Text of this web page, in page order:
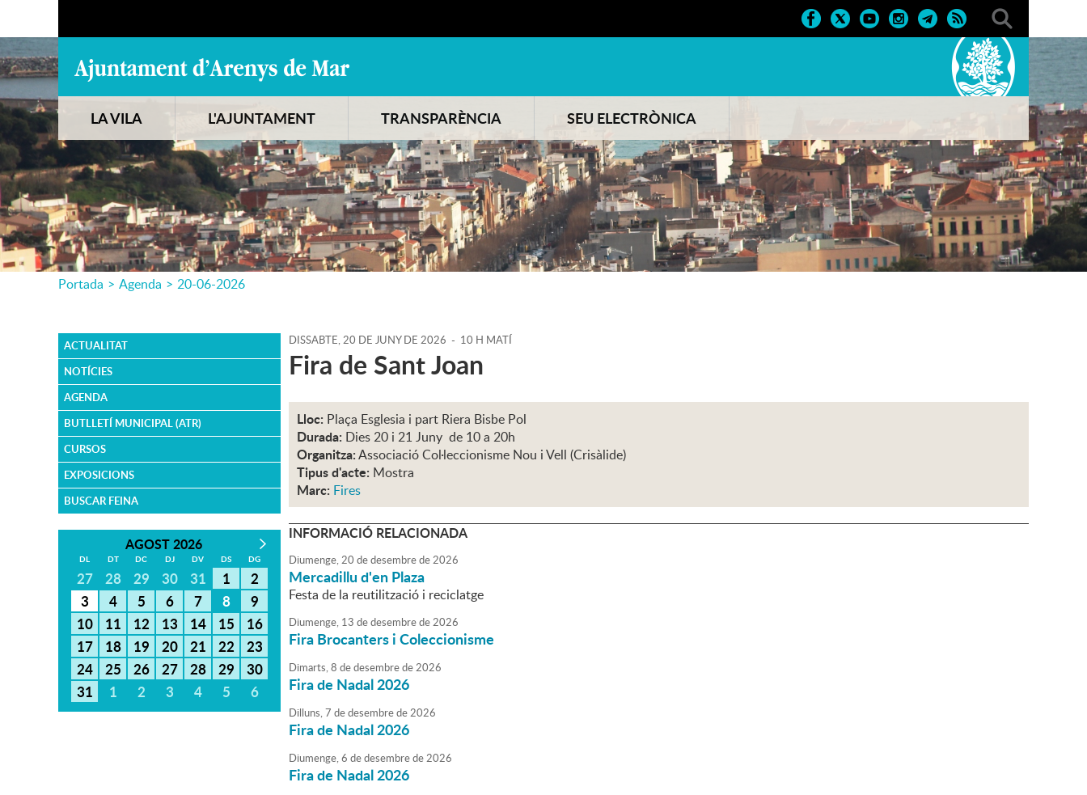
LA VILA L'AJUNTAMENT TRANSPARÈNCIA SEU ELECTRÒNICA
Portada > Agenda > 20-06-2026
ACTUALITAT
NOTÍCIES
AGENDA
BUTLLETÍ MUNICIPAL (ATR)
CURSOS
EXPOSICIONS
BUSCAR FEINA
AGOST 2026
DL DT DC DJ DV DS DG
27 28 29 30 31 1
2
3
4 5 6 7 8
9
10
11 12 13 14 15
16
17
18 19 20 21 22
23
24
25 26 27 28 29
30
31
1 2 3 4 5 6
DISSABTE,20 DE JUNY DE 2026 - 10 H MATÍ
Fira de Sant Joan
Lloc: Plaça Esglesia i part Riera Bisbe Pol
Durada: Dies 20 i 21 Juny de 10 a 20h
Organitza:Associació Col·leccionisme Nou i Vell (Crisàlide)
Tipus d'acte: Mostra
Marc: Fires
INFORMACIÓ RELACIONADA
Diumenge,20 dedesembrede2026
Mercadillu d'en Plaza
Festa de la reutilització i reciclatge
Diumenge, 13 dedesembrede2026
Fira Brocanters i Coleccionisme
Dimarts,8 dedesembrede2026
Fira de Nadal 2026
Dilluns,7 dedesembrede2026
Fira de Nadal 2026
Diumenge,6 dedesembrede2026
Fira de Nadal 2026